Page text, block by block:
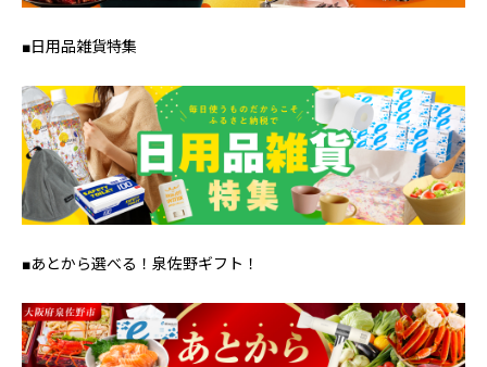
■日用品雑貨特集
■あとから選べる！泉佐野ギフト！